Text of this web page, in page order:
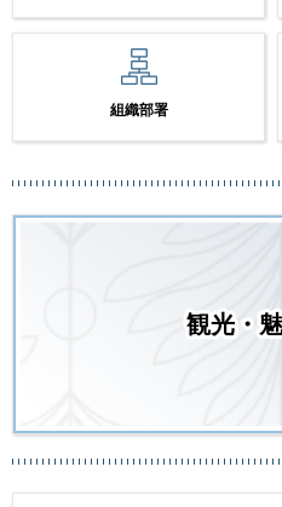
組織部署
観光・